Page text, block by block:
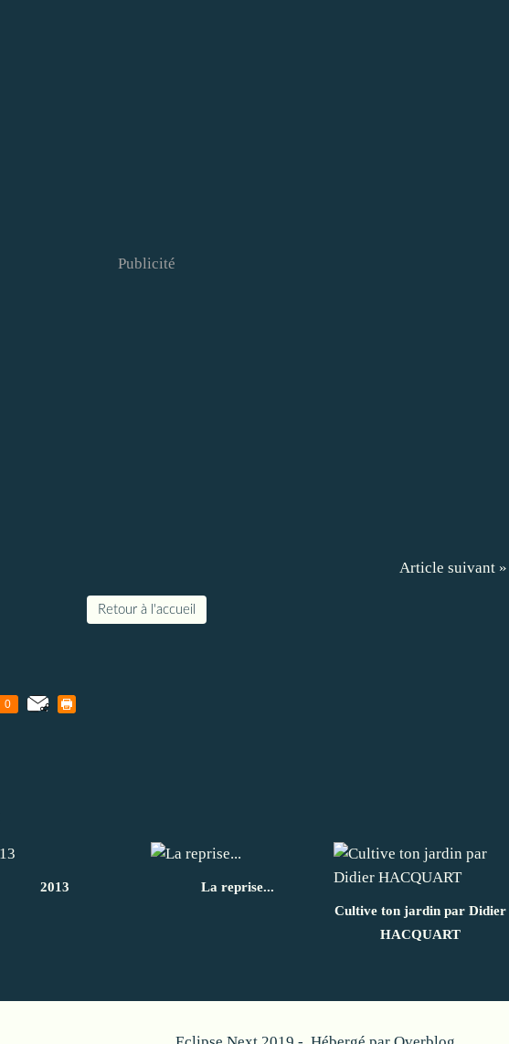
Publicité
Article suivant »
Retour à l'accueil
0
2013
La reprise...
Cultive ton jardin par Didier
HACQUART